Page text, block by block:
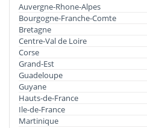
Auvergne-Rhone-Alpes
Bourgogne-Franche-Comte
Bretagne
Centre-Val de Loire
Corse
Grand-Est
Guadeloupe
Guyane
Hauts-de-France
Ile-de-France
Martinique